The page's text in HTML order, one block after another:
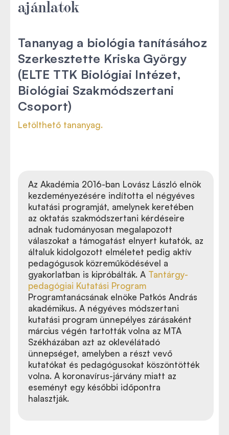
ajánlatok
Tananyag a biológia tanításához
Szerkesztette Kriska György
(ELTE TTK Biológiai Intézet,
Biológiai Szakmódszertani
Csoport)
Letölthető tananyag.
Az Akadémia 2016-ban Lovász László elnök
kezdeményezésére indította el négyéves
kutatási programját, amelynek keretében
az oktatás szakmódszertani kérdéseire
adnak tudományosan megalapozott
válaszokat a támogatást elnyert kutatók, az
általuk kidolgozott elméletet pedig aktív
pedagógusok közreműködésével a
gyakorlatban is kipróbálták. A Tantárgy-
pedagógiai Kutatási Program
Programtanácsának elnöke Patkós András
akadémikus. A négyéves módszertani
kutatási program ünnepélyes zárásaként
március végén tartották volna az MTA
Székházában azt az oklevélátadó
ünnepséget, amelyben a részt vevő
kutatókat és pedagógusokat köszöntötték
volna. A koronavírus-járvány miatt az
eseményt egy későbbi időpontra
halasztják.